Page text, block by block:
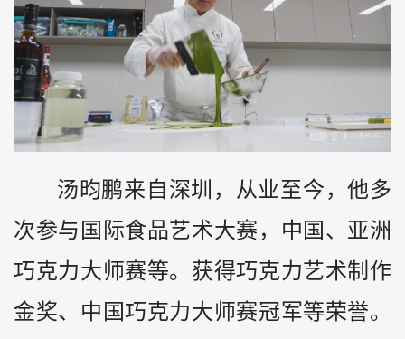
汤昀鹏来自深圳，从业至今，他多
次参与国际食品艺术大赛，中国、亚洲
巧克力大师赛等。获得巧克力艺术制作
金奖、中国巧克力大师赛冠军等荣誉。